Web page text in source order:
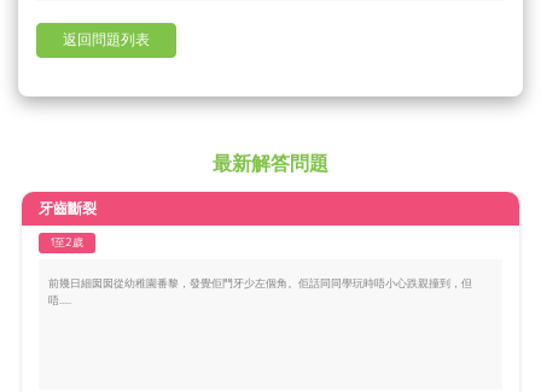
返回問題列表
最新解答問題
牙齒斷裂
1至2歲
前幾日細囡囡從幼稚園番黎，發覺佢門牙少左個角。佢話同同學玩時唔小心跌親撞到，但
唔.....